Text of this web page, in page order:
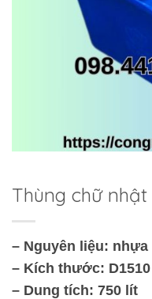
Thùng chữ nhật
– Nguyên liệu: nhựa
– Kích thước: D1510
– Dung tích: 750 lít